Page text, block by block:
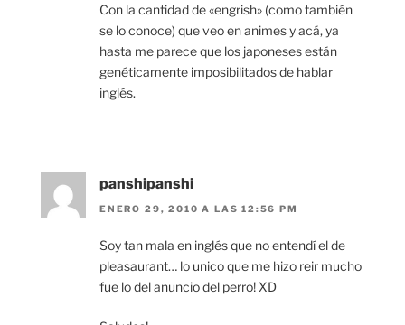
Con la cantidad de «engrish» (como también
se lo conoce) que veo en animes y acá, ya
hasta me parece que los japoneses están
genéticamente imposibilitados de hablar
inglés.
panshipanshi
ENERO 29, 2010 A LAS 12:56 PM
Soy tan mala en inglés que no entendí el de
pleasaurant… lo unico que me hizo reir mucho
fue lo del anuncio del perro! XD